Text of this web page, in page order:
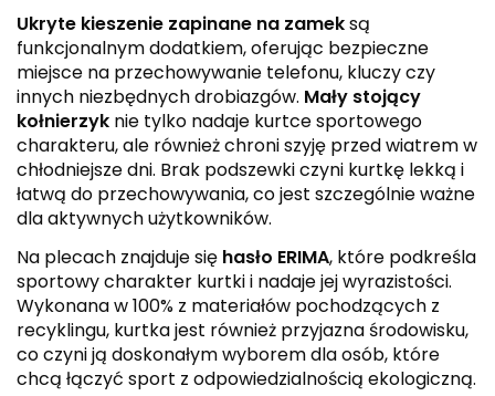
Ukryte kieszenie zapinane na zameksą
funkcjonalnym dodatkiem, oferując bezpieczne
miejsce na przechowywanie telefonu, kluczy czy
innych niezbędnych drobiazgów. Mały stojący
kołnierzyk nie tylko nadaje kurtce sportowego
charakteru, ale również chroni szyję przed wiatrem w
chłodniejsze dni. Brak podszewki czyni kurtkę lekką i
łatwą do przechowywania, co jest szczególnie ważne
dla aktywnych użytkowników.
Na plecach znajduje się hasło ERIMA, które podkreśla
sportowy charakter kurtki i nadaje jej wyrazistości.
Wykonana w 100% z materiałów pochodzących z
recyklingu, kurtka jest również przyjazna środowisku,
co czyni ją doskonałym wyborem dla osób, które
chcą łączyć sport z odpowiedzialnością ekologiczną.